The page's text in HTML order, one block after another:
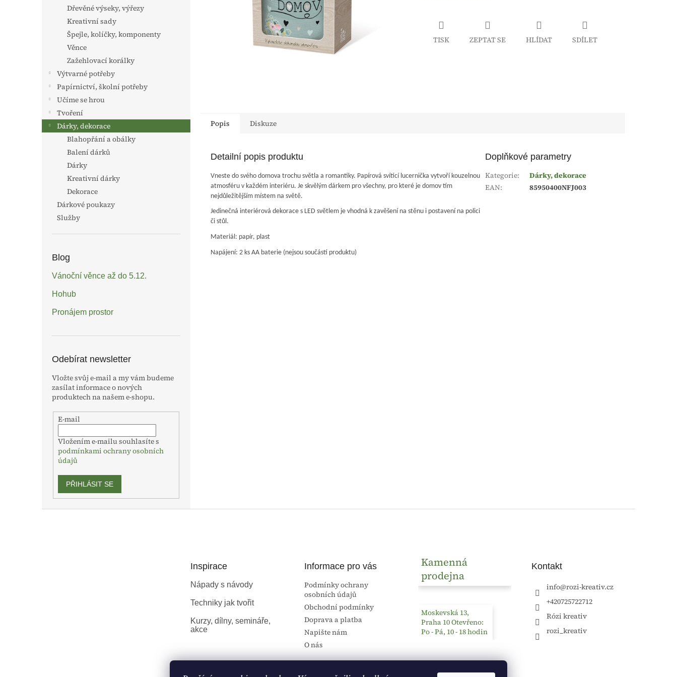
Dřevěné výseky, výřezy
Kreativní sady
Špejle, kolíčky, komponenty
Věnce
Zažehlovací korálky
Výtvarné potřeby
Papírnictví, školní potřeby
Učíme se hrou
Tvoření
Dárky, dekorace
Blahopřání a obálky
Balení dárků
Dárky
Kreativní dárky
Dekorace
Dárkové poukazy
Služby
Blog
Vánoční věnce až do 5.12.
Hohub
Pronájem prostor
Odebírat newsletter
Vložte svůj e-mail a my vám budeme
zasílat informace o nových
produktech na našem e-shopu.
E-mail
Vložením e-mailu souhlasíte s
podmínkami ochrany osobních
údajů
PŘIHLÁSIT SE
TISK ZEPTAT SE HLÍDAT SDÍLET
Popis Diskuze
Detailní popis produktu
Vneste do svého domova trochu světla a romantiky. Papírová svítící lucernička vytvoří kouzelnou
atmosféru v každém interiéru. Je skvělým dárkem pro všechny, pro které je domov tím
nejdůležitějším místem na světě.
Jedinečná interiérová dekorace s LED světlem je vhodná k zavěšení na stěnu i postavení na polici
či stůl.
Materiál: papír, plast
Napájení: 2 ks AA baterie (nejsou součástí produktu)
Doplňkové parametry
Kategorie:
Dárky, dekorace
EAN: 85950400NFJ003
Inspirace
Nápady s návody
Techniky jak tvořit
Kurzy, dílny, semináře,
akce
Informace pro vás
Podmínky ochrany
osobních údajů
Obchodní podmínky
Doprava a platba
Napište nám
O nás
Kamenná
prodejna
Moskevská 13,
Praha 10 Otevřeno:
Po - Pá, 10 - 18 hodin
Kontakt
info@rozi-kreativ.cz
+420725722712
Rózi kreativ
rozi_kreativ